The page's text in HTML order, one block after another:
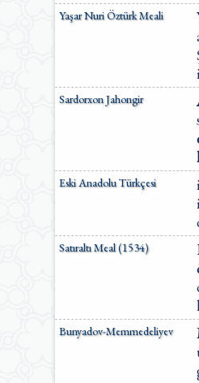
Yaşar Nuri Öztürk Meali
Sardorxon Jahongir
Eski Anadolu Türkçesi
Satıraltı Meal (1534)
Bunyadov-Memmedeliyev